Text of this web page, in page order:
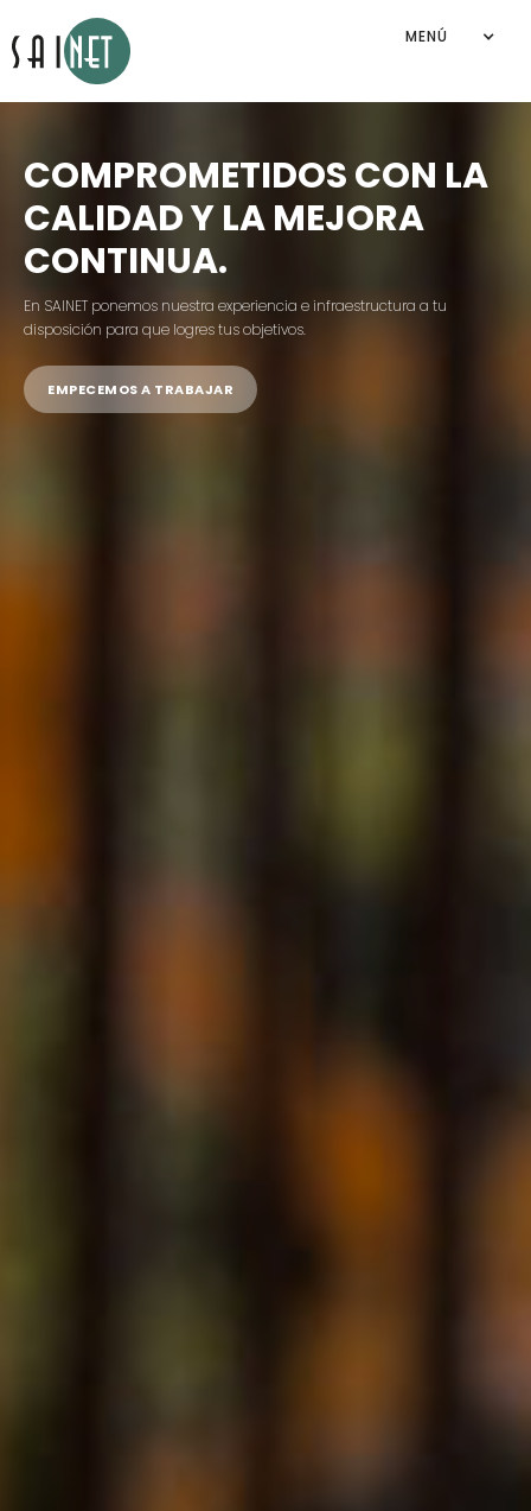
MENÚ
COMPROMETIDOS CON LA
CALIDAD Y LA MEJORA
CONTINUA.
En SAINET ponemos nuestra experiencia e infraestructura a tu
disposición para que logres tus objetivos.
EMPECEMOS A TRABAJAR